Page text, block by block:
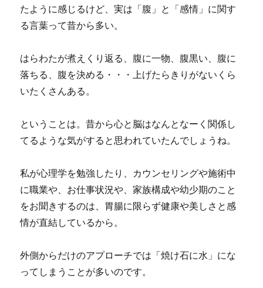
たように感じるけど、実は「腹」と「感情」に関す
る言葉って昔から多い。
はらわたが煮えくり返る、腹に一物、腹黒い、腹に
落ちる、腹を決める・・・上げたらきりがないくら
いたくさんある。
ということは。昔から心と脳はなんとなーく関係し
てるような気がすると思われていたんでしょうね。
私が心理学を勉強したり、カウンセリングや施術中
に職業や、お仕事状況や、家族構成や幼少期のこと
をお聞きするのは、胃腸に限らず健康や美しさと感
情が直結しているから。
外側からだけのアプローチでは「焼け石に水」にな
ってしまうことが多いのです。